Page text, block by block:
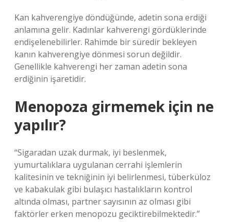
Kan kahverengiye döndüğünde, adetin sona erdiği
anlamına gelir. Kadınlar kahverengi gördüklerinde
endişelenebilirler. Rahimde bir süredir bekleyen
kanın kahverengiye dönmesi sorun değildir.
Genellikle kahverengi her zaman adetin sona
erdiğinin işaretidir.
Menopoza girmemek için ne
yapılır?
“Sigaradan uzak durmak, iyi beslenmek,
yumurtalıklara uygulanan cerrahi işlemlerin
kalitesinin ve tekniğinin iyi belirlenmesi, tüberküloz
ve kabakulak gibi bulaşıcı hastalıkların kontrol
altında olması, partner sayısının az olması gibi
faktörler erken menopozu geciktirebilmektedir.”